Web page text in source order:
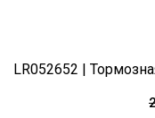
LR052652 |